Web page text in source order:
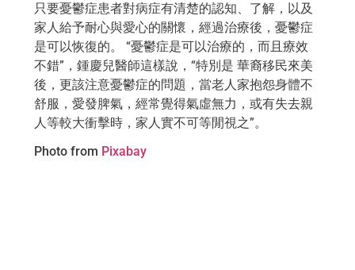
只要憂鬱症患者對病症有清楚的認知、了解，以及
家人給予耐心與愛心的關懷，經過治療後，憂鬱症
是可以恢復的。 “憂鬱症是可以治療的，而且療效
不錯”，鍾慶兒醫師這樣說，“特別是 華裔移民來美
後，更該注意憂鬱症的問題，當老人家抱怨身體不
舒服，愛發脾氣，經常覺得氣虛無力，或有失去親
人等較大衝擊時，家人實不可等閒視之”。
Photo from Pixabay